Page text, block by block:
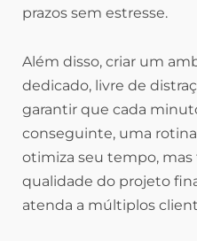
prazos sem estresse.
Além disso, criar um
dedicado, livre de
garantir que cada
conseguinte, uma
otimiza seu tempo,
qualidade do projeto
atenda a múltiplos